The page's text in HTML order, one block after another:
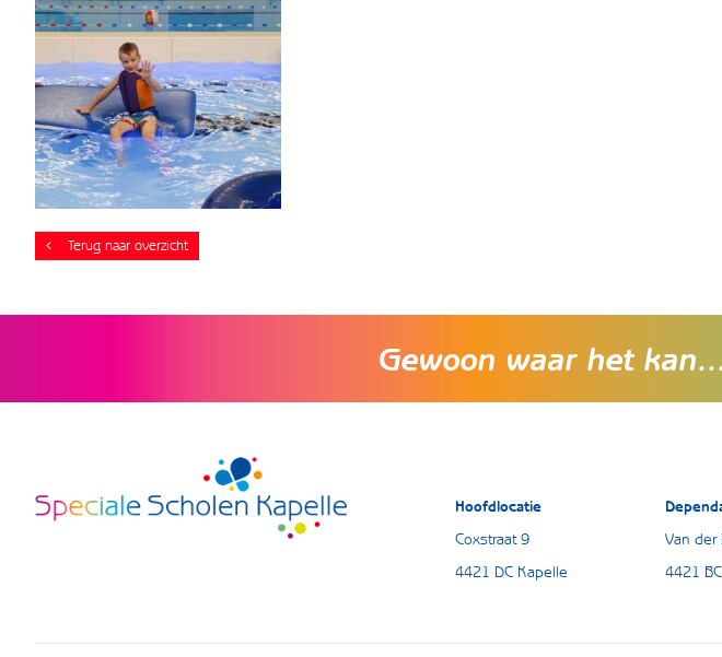
Terug naar overzicht
Gewoon waar het
Hoofdlocatie
Coxstraat 9
4421 DC Kapelle
Van der
4421